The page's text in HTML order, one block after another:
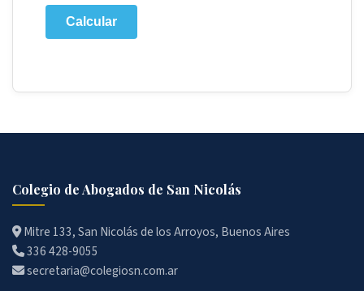
Calcular
Colegio de Abogados de San Nicolás
Mitre 133, San Nicolás de los Arroyos, Buenos Aires
336 428-9055
secretaria@colegiosn.com.ar